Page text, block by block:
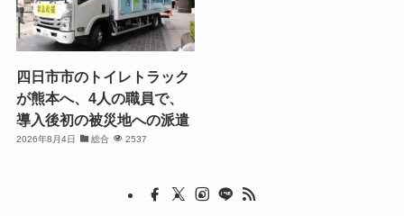
四日市市のトイレトラック
が熊本へ、4人の職員で、
導入後初の被災地への派遣
2026年8月4日 総合 2537